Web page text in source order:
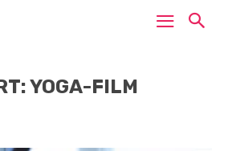
YOGA-FILM